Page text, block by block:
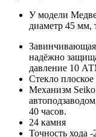
У модели
диаметр 45 мм,
надёжно
давление 10
Стекло
Механизм
40 часов.
24 камня
Точность хода -